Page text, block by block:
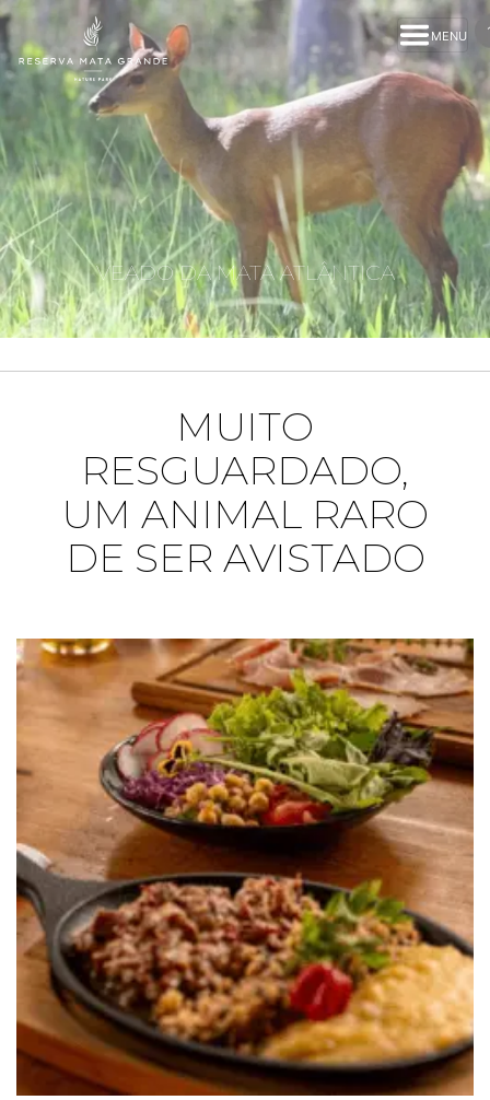
MENU
VEADO DA MATA ATLÂNTICA
MUITO
RESGUARDADO,
UM ANIMAL RARO
DE SER AVISTADO